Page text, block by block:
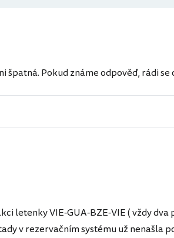
špatná. Pokud známe odpověď, rádi se
letenky VIE-GUA-BZE-VIE ( vždy
v rezervačním systému už nenašla